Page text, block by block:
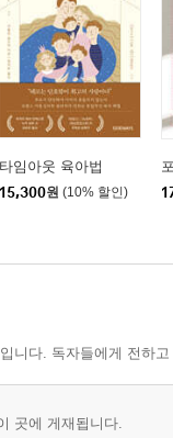
타임아웃 육아법
15,300원 (10% 할인)
니다. 독자들에게 전하
곳에 게재됩니다.